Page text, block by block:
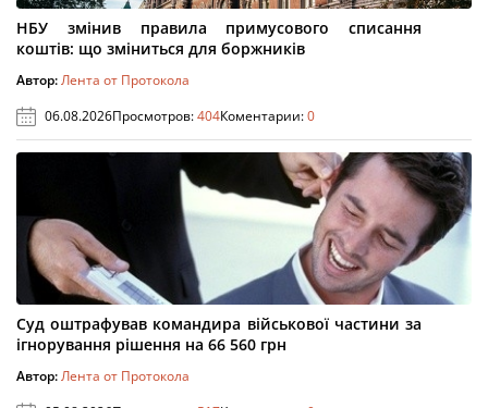
НБУ змінив правила примусового списання
коштів: що зміниться для боржників
Автор:Лента от Протокола
06.08.2026Просмотров:404Коментарии:0
Суд оштрафував командира військової частини за
ігнорування рішення на 66 560 грн
Автор:Лента от Протокола